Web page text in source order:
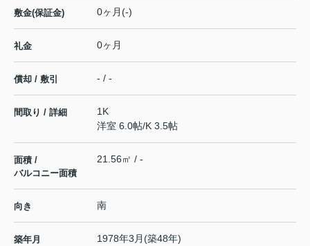
敷金(保証金) 0ヶ月(-)
礼金 0ヶ月
償却 / 敷引 - / -
間取り / 詳細
1K
洋室 6.0帖/K 3.5帖
面積 /
バルコニー面積
21.56㎡ / -
向き 南
築年月 1978年3月(築48年)